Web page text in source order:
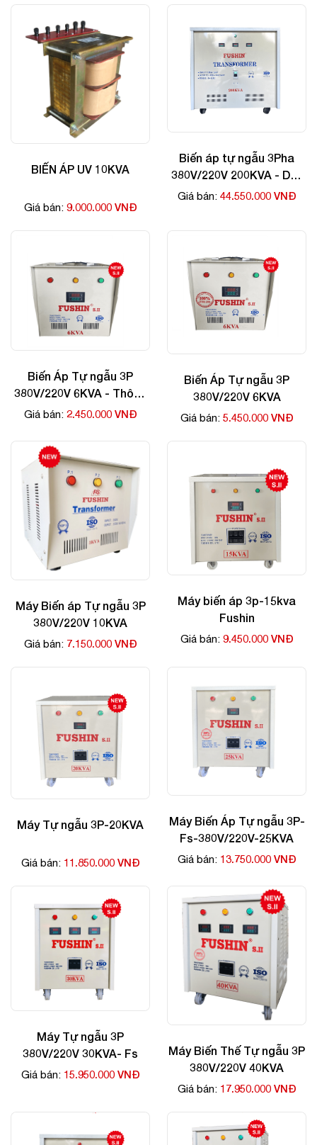
BIẾN ÁP UV 10KVA
Giá bán: 9.000.000 VNĐ
Biến áp tự ngẫu 3Pha
380V/220V 200KVA - Dây
Nhôm
Giá bán: 44.550.000 VNĐ
Biến Áp Tự ngẫu 3P
380V/220V 6KVA - Thông
Dụng
Giá bán: 2.450.000 VNĐ
Biến Áp Tự ngẫu 3P
380V/220V 6KVA
Giá bán: 5.450.000 VNĐ
Máy Biến áp Tự ngẫu 3P
380V/220V 10KVA
Giá bán: 7.150.000 VNĐ
Máy biến áp 3p-15kva
Fushin
Giá bán: 9.450.000 VNĐ
Máy Tự ngẫu 3P-20KVA
Giá bán: 11.850.000 VNĐ
Máy Biến Áp Tự ngẫu 3P-
Fs-380V/220V-25KVA
Giá bán: 13.750.000 VNĐ
Máy Tự ngẫu 3P
380V/220V 30KVA- Fs
Giá bán: 15.950.000 VNĐ
Máy Biến Thế Tự ngẫu 3P
380V/220V 40KVA
Giá bán: 17.950.000 VNĐ